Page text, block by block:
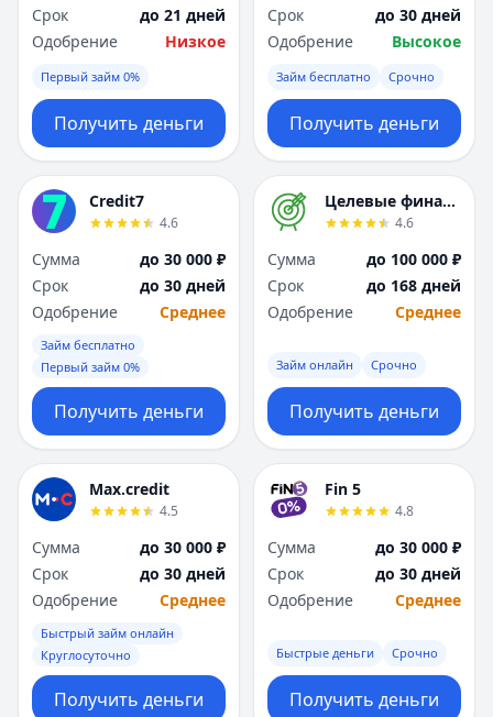
Срок
до 21 дней
Одобрение
Низкое
Первый займ 0%
Получить деньги
Срок
до 30 дней
Одобрение
Высокое
Займ бесплатно Срочно
Получить деньги
Credit7
4.6
Сумма
до 30 000 ₽
Срок
до 30 дней
Одобрение
Среднее
Займ бесплатно
Первый займ 0%
Получить деньги
Целевые финансы
4.6
Сумма
до 100 000 ₽
Срок
до 168 дней
Одобрение
Среднее
Займ онлайн Срочно
Получить деньги
Max.credit
4.5
Сумма
до 30 000 ₽
Срок
до 30 дней
Одобрение
Среднее
Быстрый займ онлайн
Круглосуточно
Получить деньги
Fin 5
4.8
Сумма
до 30 000 ₽
Срок
до 30 дней
Одобрение
Среднее
Быстрые деньги Срочно
Получить деньги